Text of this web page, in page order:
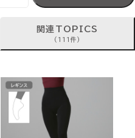
関連TOPICS
(111件)